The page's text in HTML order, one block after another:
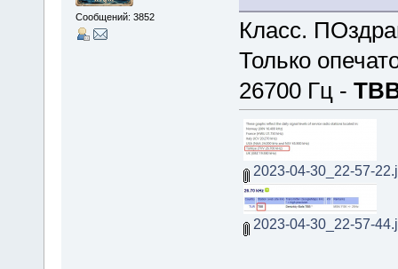
Сообщений: 3852
Класс.
Только
26700 Гц -
2023-04-30_22-57-
2023-04-30_22-57-